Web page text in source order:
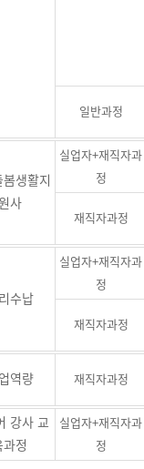
일반과정
봄생활지
원사
실업자+재직자과
정
재직자과정
수납
실업자+재직자과
정
재직자과정
역량 재직자과정
강사 교
과정
실업자+재직자과
정